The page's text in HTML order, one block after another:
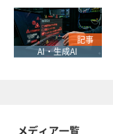
記事
AI・生成AI
メディア一覧